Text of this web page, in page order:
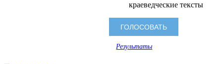
краеведческие тексты
Результаты